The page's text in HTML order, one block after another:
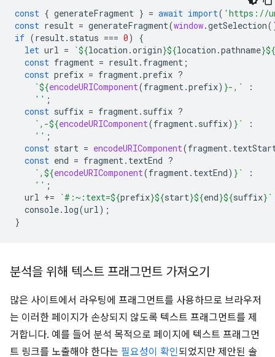
const { generateFragment } = await import( 'https://
const result = generateFragment(window.getSelection
if (result . status === 0)
{
let url = `${location .origin}${location .pathname}${
const fragment = result . fragment ;
const prefix = fragment .prefix ?
`${encodeURIComponent(fragment .prefix) }-,`
:
'' ;
const suffix = fragment . suffix ?
`,-${encodeURIComponent(fragment . suffix) } `
:
'' ;
const start = encodeURIComponent(fragment .
const end = fragment . textEnd ?
`, ${encodeURIComponent(fragment . textEnd) } `
:
'' ;
url += `#:~:text=${prefix}${start}${end}${suffix} `
console. log(url );
}
분석을 위해 텍스트 프래그먼트 가져오기
많은 사이트에서 라우팅에 프래그먼트를 사용하므로 브라우저
는 이러한 페이지가 손상되지 않도록 텍스트 프래그먼트를 제
거합니다. 예를 들어 분석 목적으로 페이지에 텍스트 프래그먼
트 링크를 노출해야 한다는 필요성이 확인되었지만 제안된 솔